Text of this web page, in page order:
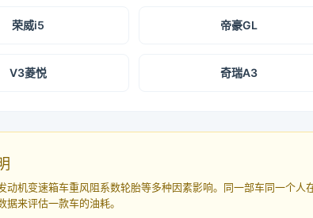
荣威i5 帝豪GL
V3菱悦 奇瑞A3
动机变速箱车重风阻系数轮胎等多种因素影响。同一部车同一个
据来评估一款车的油耗。